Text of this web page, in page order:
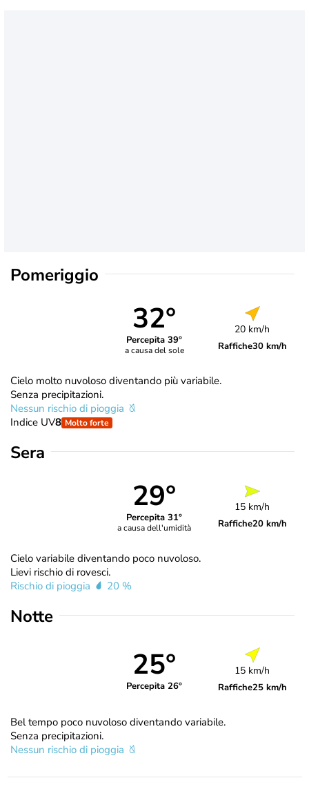
Pomeriggio
32°
Percepita 39°
a causa del sole
20 km/h
Raffiche30 km/h
Cielo molto nuvoloso diventando più variabile.
Senza precipitazioni.
Nessun rischio di pioggia
Indice UV8 Molto forte
Sera
29°
Percepita 31°
a causa dell'umidità
15 km/h
Raffiche20 km/h
Cielo variabile diventando poco nuvoloso.
Lievi rischio di rovesci.
Rischio di pioggia
20 %
Notte
25°
Percepita 26°
15 km/h
Raffiche25 km/h
Bel tempo poco nuvoloso diventando variabile.
Senza precipitazioni.
Nessun rischio di pioggia